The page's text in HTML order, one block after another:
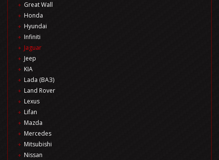
Great Wall
Honda
Hyundai
Infiniti
Jaguar
Jeep
KIA
Lada (ВАЗ)
Land Rover
Lexus
Lifan
Mazda
Mercedes
Mitsubishi
Nissan